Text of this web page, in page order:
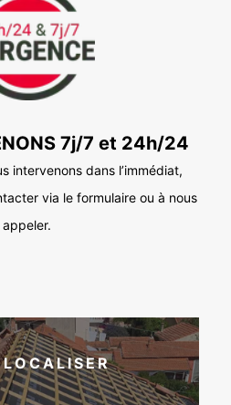
7j/7 et 24h/24
intervenons dans l’immédiat,
via le formulaire ou à nous
appeler.